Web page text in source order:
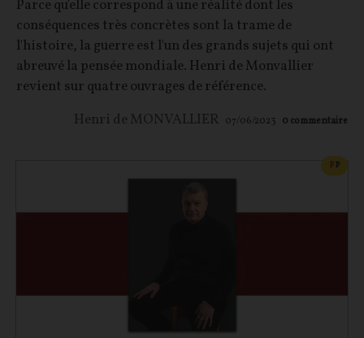
Parce qu'elle correspond à une réalité dont les
conséquences très concrètes sont la trame de
l'histoire, la guerre est l'un des grands sujets qui ont
abreuvé la pensée mondiale. Henri de Monvallier
revient sur quatre ouvrages de référence.
Henri de MONVALLIER 07/06/2023 0 commentaire
FP